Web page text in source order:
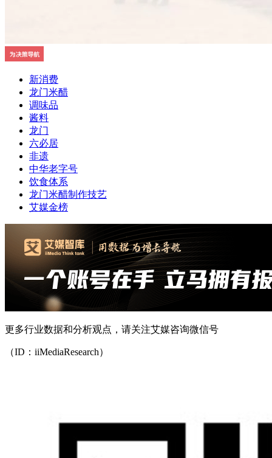
新消费
龙门米醋
调味品
酱料
龙门
六必居
非遗
中华老字号
饮食体系
龙门米醋制作技艺
艾媒金榜
更多行业数据和分析观点，请关注艾媒咨询微信号
（ID：iiMediaResearch）